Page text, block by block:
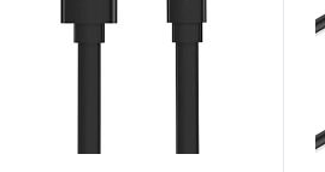
В избранное
Недоступно